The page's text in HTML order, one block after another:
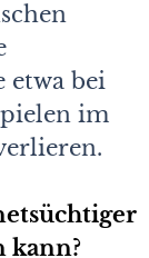
etwa bei
im
kann?